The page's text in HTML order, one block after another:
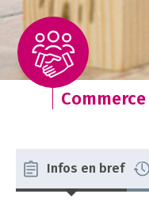
Infos en bref